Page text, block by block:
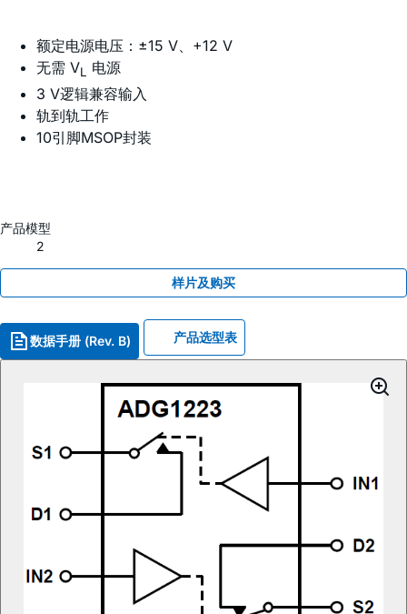
额定电源电压：±15 V、+12 V
无需 VL
电源
3 V逻辑兼容输入
轨到轨工作
10引脚MSOP封装
产品模型
2
样片及购买
数据手册 (Rev. B) 产品选型表